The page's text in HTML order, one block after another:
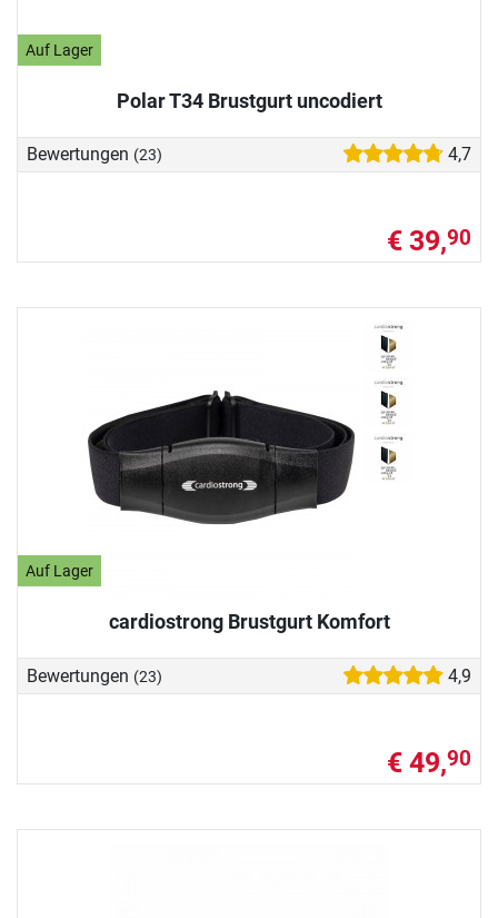
Auf Lager
Polar T34 Brustgurt uncodiert
Bewertungen (23) 4,7
€ 39,90
Auf Lager
cardiostrong Brustgurt Komfort
Bewertungen (23) 4,9
€ 49,90